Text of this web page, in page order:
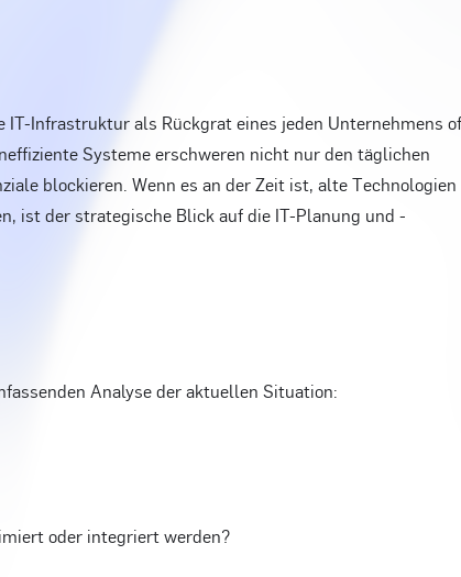
Infrastruktur als Rückgrat eines jeden Unternehmens
Systeme erschweren nicht nur den täglichen
blockieren. Wenn es an der Zeit ist, alte Technologien
ist der strategische Blick auf die IT-Planung und -
Analyse der aktuellen Situation:
oder integriert werden?